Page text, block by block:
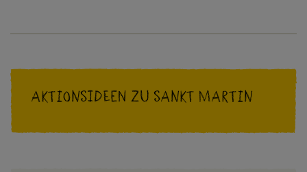
Aktionsideen zu Sankt Martin